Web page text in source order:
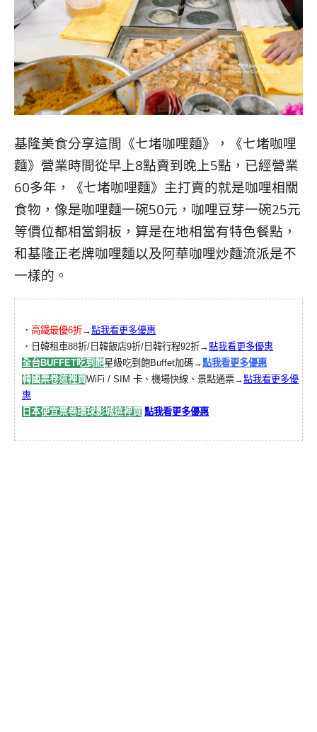
基隆美食分享這間《七堵咖哩麵》，《七堵咖哩
麵》營業時間從早上8點賣到晚上5點 ， 已經營業
60多年，《七堵咖哩麵》主打賣的就是咖哩相關
食物，像是咖哩麵一碗50元，咖哩豆芽一碗25元
等價位都相當銅板，算是在地相當有特色餐點，
和基隆正老牌咖哩麵以及阿華咖哩炒麵流派是不
一樣的。
． 高鐵最優6折→點我看更多優惠
．日韓租車88折/日韓飯店9折/日韓行程92折→點我看更多優惠
全台BUFFET吃到飽星級吃到飽Buffet加碼→點我看更多優惠
韓國票卷這裡買WiFi / SIM 卡、機場快線、景點通票→點我看更多優
惠
日本便宜票卷環球影城這裡買 點我看更多優惠